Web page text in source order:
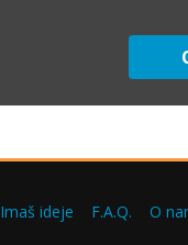
Imaš ideje F.A.Q. O